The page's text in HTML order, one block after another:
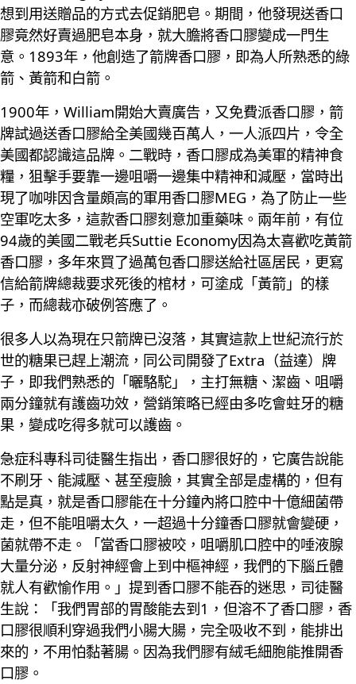
想到用送贈品的方式去促銷肥皂。期間，他發現送香口
膠竟然好賣過肥皂本身，就大膽將香口膠變成一門生
意。1893年，他創造了箭牌香口膠，即為人所熟悉的綠
箭、黃箭和白箭。
1900年，William開始大賣廣告，又免費派香口膠，箭
牌試過送香口膠給全美國幾百萬人，一人派四片，令全
美國都認識這品牌。二戰時，香口膠成為美軍的精神食
糧，狙擊手要靠一邊咀嚼一邊集中精神和減壓，當時出
現了咖啡因含量頗高的軍用香口膠MEG，為了防止一些
空軍吃太多，這款香口膠刻意加重藥味。兩年前，有位
94歲的美國二戰老兵Suttie Economy因為太喜歡吃黃箭
香口膠，多年來買了過萬包香口膠送給社區居民，更寫
信給箭牌總裁要求死後的棺材，可塗成「黃箭」的樣
子，而總裁亦破例答應了。
很多人以為現在只箭牌已沒落，其實這款上世紀流行於
世的糖果已趕上潮流，同公司開發了Extra（益達）牌
子，即我們熟悉的「曬駱駝」，主打無糖、潔齒、咀嚼
兩分鐘就有護齒功效，營銷策略已經由多吃會蛀牙的糖
果，變成吃得多就可以護齒。
急症科專科司徒醫生指出，香口膠很好的，它廣告說能
不刷牙、能減壓、甚至瘦臉，其實全部是虛構的，但有
點是真，就是香口膠能在十分鐘內將口腔中十億細菌帶
走，但不能咀嚼太久，一超過十分鐘香口膠就會變硬，
菌就帶不走。「當香口膠被咬，咀嚼肌口腔中的唾液腺
大量分泌，反射神經會上到中樞神經，我們的下腦丘體
就人有歡愉作用。」提到香口膠不能吞的迷思，司徒醫
生說：「我們胃部的胃酸能去到1，但溶不了香口膠，香
口膠很順利穿過我們小腸大腸，完全吸收不到，能排出
來的，不用怕黏著腸。因為我們膠有絨毛細胞能推開香
口膠。